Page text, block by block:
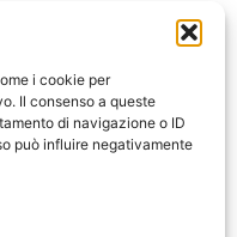
i cookie per
Il consenso a queste
di navigazione o ID
può influire negativamente